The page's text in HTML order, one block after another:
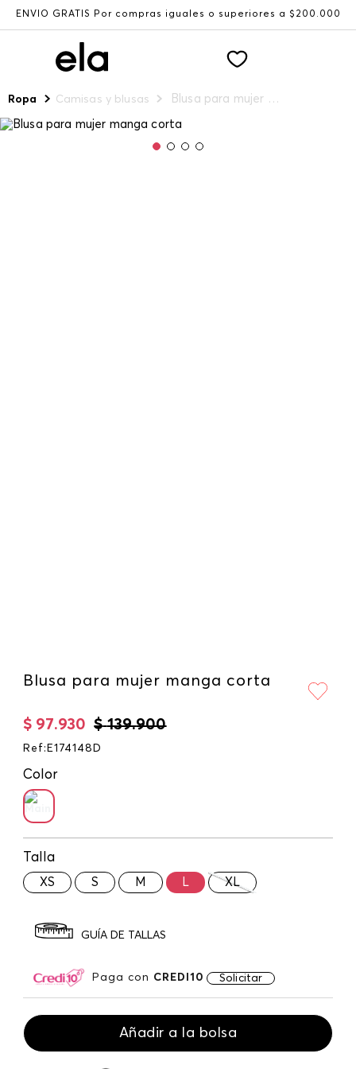
ENVÍO GRATIS Por compras iguales o superiores a $200.000
Ropa Camisas y blusas Blusa para mujer manga corta
Blusa para mujer manga corta
$ 139.900
$ 97.930
Ref : E174148D
Color
Talla
XS S M L XL
GUÍA DE TALLAS
Paga con CREDI10 Solicitar
Añadir a la bolsa